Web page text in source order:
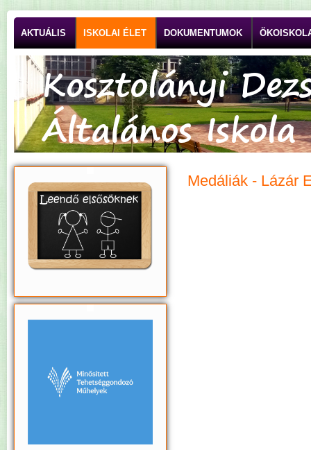
AKTUÁLIS ISKOLAI ÉLET DOKUMENTUMOK
Medáliák - Lázár